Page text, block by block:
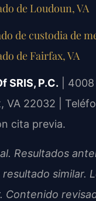
de Loudoun, VA
de custodia de
de Fairfax, VA
SRIS, P.C. |
VA 22032 |
cita previa.
Resultados
similar.
Contenido